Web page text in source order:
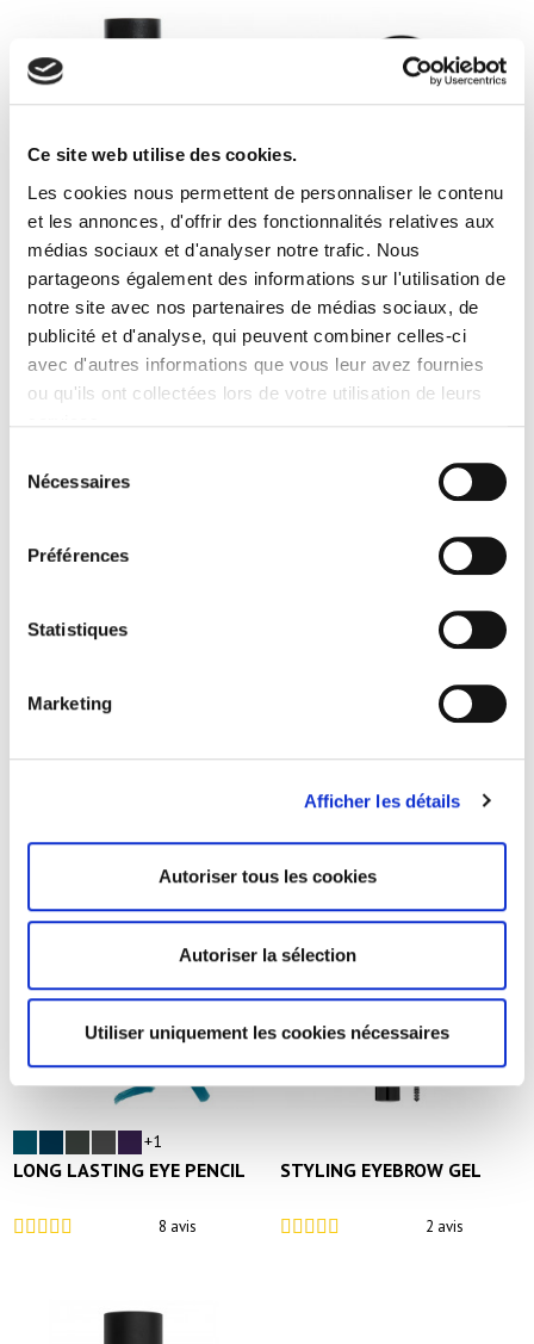
Ce site web utilise des cookies.
Les cookies nous permettent de personnaliser le contenu
et les annonces, d'offrir des fonctionnalités relatives aux
médias sociaux et d'analyser notre trafic. Nous
partageons également des informations sur l'utilisation de
notre site avec nos partenaires de médias sociaux, de
publicité et d'analyse, qui peuvent combiner celles-ci
avec d'autres informations que vous leur avez fournies
ou qu'ils ont collectées lors de votre utilisation de leurs
Nécessaires
Préférences
Statistiques
Marketing
Afficher les détails
Autoriser tous les cookies
Autoriser la sélection
Utiliser uniquement les cookies nécessaires
RADIANCE SKIN PERFECTOR
6 avis
+3
CREAM LIPS/BLUSH
5 avis
MASCARA
5 avis
+1
LONG LASTING EYE PENCIL
8 avis
STYLING EYEBROW GEL
2 avis